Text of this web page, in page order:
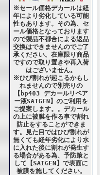
※セール価格デカールは経
年により劣化している可能
性もあります。その為、セ
ール価格となっております
ので製品不都合による返品
交換はできませんのでご了
承ください。在庫限り商品
ですので取り置きや再入荷
はございません。
※ひび割れが起こるかもし
れませんので別売りの
【bp403 デカールリペア
ー液SAIGEN】のご利用を
ご提案します。。デカール
の上に被膜を作る事で割れ
防止をすることができま
す。見た目ではひび割れが
無くても経年劣化により水
に入れた後に割れが発生す
る場合がある為、予防策と
して【SAIGEN】で表面に
被膜を施してください。